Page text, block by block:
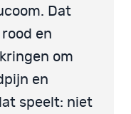
Dat
en
om
en
speelt: niet